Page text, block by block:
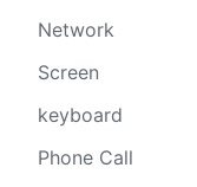
Network
Screen
keyboard
Phone Call